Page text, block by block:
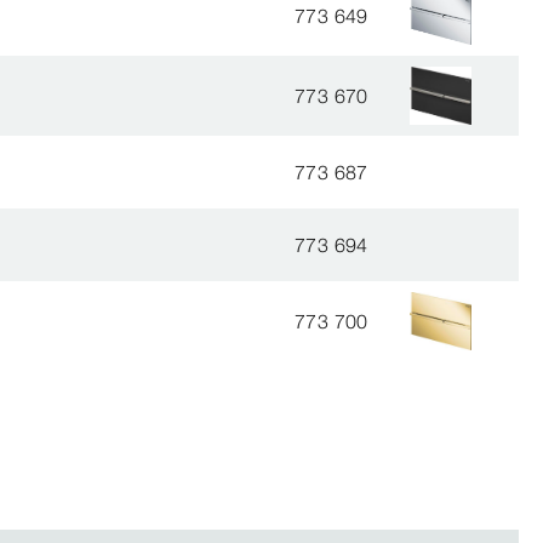
773 649
773 670
773 687
773 694
773 700